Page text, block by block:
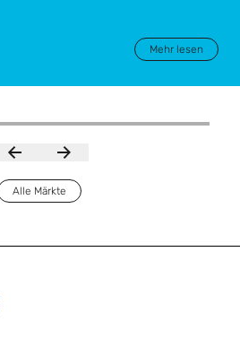
Mehr lesen
Alle Märkte